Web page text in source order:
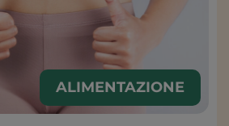
ALIMENTAZIONE